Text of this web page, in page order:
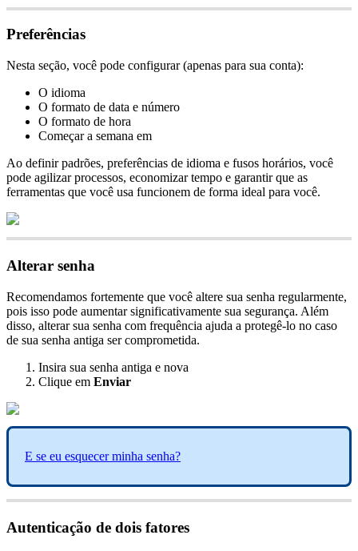
Preferências
Nesta seção, você pode configurar (apenas para sua conta):
O idioma
O formato de data e número
O formato de hora
Começar a semana em
Ao definir padrões, preferências de idioma e fusos horários, você
pode agilizar processos, economizar tempo e garantir que as
ferramentas que você usa funcionem de forma ideal para você.
Alterar senha
Recomendamos fortemente que você altere sua senha regularmente,
pois isso pode aumentar significativamente sua segurança. Além
disso, alterar sua senha com frequência ajuda a protegê-lo no caso
de sua senha antiga ser comprometida.
Insira sua senha antiga e nova
Clique em Enviar
E se eu esquecer minha senha?
Autenticação de dois fatores